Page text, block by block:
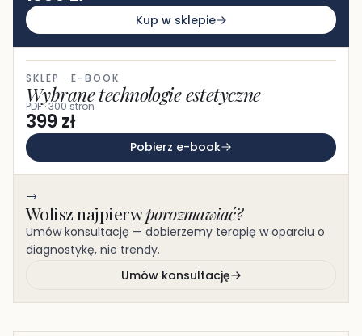
Kup w sklepie
SKLEP · E-BOOK
Wybrane technologie estetyczne
PDF · 300 stron
399 zł
Pobierz e-book
→
Wolisz najpierwporozmawiać?
Umów konsultację — dobierzemy terapię w oparciu o
diagnostykę, nie trendy.
Umów konsultację